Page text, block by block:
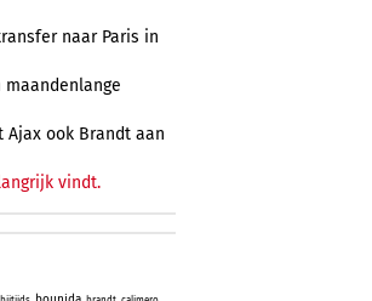
naar Paris in
ook Brandt aan
vindt.